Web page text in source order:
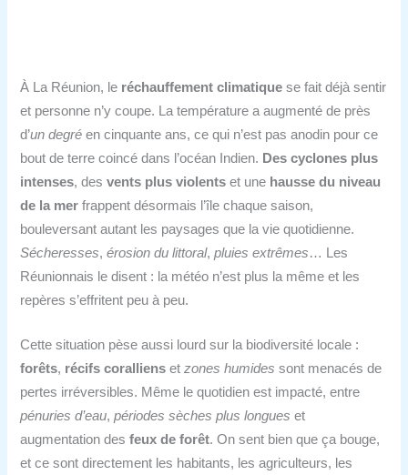
À La Réunion, le réchauffement climatique se fait déjà sentir
et personne n’y coupe. La température a augmenté de près
d’un degré en cinquante ans, ce qui n’est pas anodin pour ce
bout de terre coincé dans l’océan Indien. Des cyclones plus
intenses, desvents plus violents et une hausse du niveau
de la mer frappent désormais l’île chaque saison,
bouleversant autant les paysages que la vie quotidienne.
Sécheresses,érosion du littoral,pluies extrêmes… Les
Réunionnais le disent : la météo n’est plus la même et les
repères s’effritent peu à peu.
Cette situation pèse aussi lourd sur la biodiversité locale :
forêts, récifs coralliens etzones humides sont menacés de
pertes irréversibles. Même le quotidien est impacté, entre
pénuries d’eau,périodes sèches plus longues et
augmentation desfeux de forêt. On sent bien que ça bouge,
et ce sont directement les habitants, les agriculteurs, les